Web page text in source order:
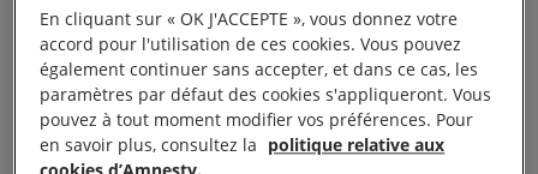
cadre de fourniture de services aux colonies. Ça
toucherait alors toute la relation économique entre la
France et Israël. »
Le deuxième type de participation est direct et
En cliquant sur « OK J'ACCEPTE », vous donnez votre
accord pour l'utilisation de ces cookies. Vous pouvez
également continuer sans accepter, et dans ce cas, les
paramètres par défaut des cookies s'appliqueront. Vous
pouvez à tout moment modifier vos préférences. Pour
en savoir plus, consultez la politique relative aux